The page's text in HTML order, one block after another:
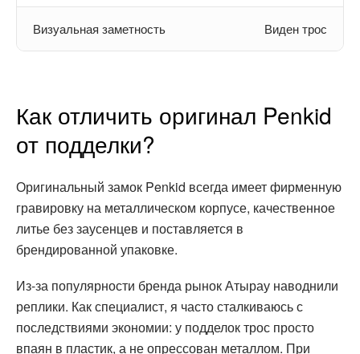
Визуальная заметность Виден трос
Как отличить оригинал Penkid
от подделки?
Оригинальный замок Penkid всегда имеет фирменную
гравировку на металлическом корпусе, качественное
литье без заусенцев и поставляется в
брендированной упаковке.
Из-за популярности бренда рынок Атырау наводнили
реплики. Как специалист, я часто сталкиваюсь с
последствиями экономии: у подделок трос просто
впаян в пластик, а не опрессован металлом. При